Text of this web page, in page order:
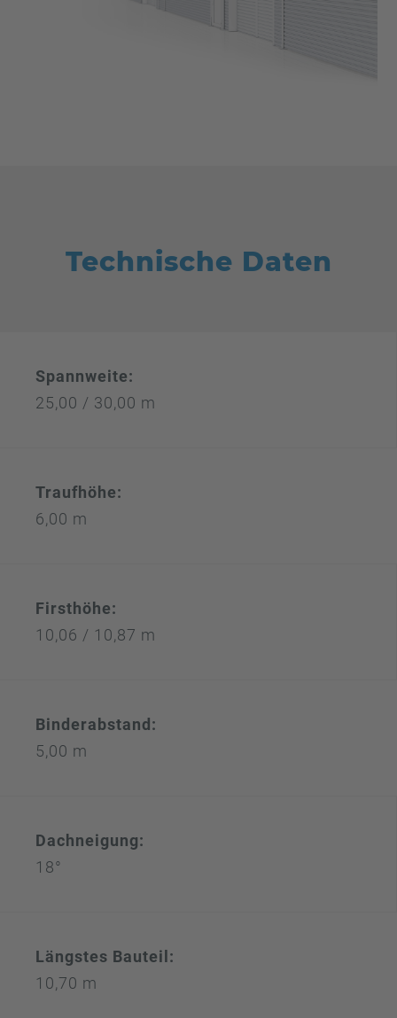
Technische Daten
Spannweite:
25,00 / 30,00 m
Traufhöhe:
6,00 m
Firsthöhe:
10,06 / 10,87 m
Binderabstand:
5,00 m
Dachneigung:
18°
Längstes Bauteil:
10,70 m